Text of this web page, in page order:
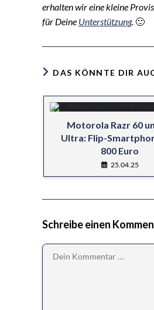
erhalten wir eine kleine
für Deine Unterstützung. 🙂
DAS KÖNNTE DIR
Motorola Razr 60
Ultra: Flip-
800 Euro
25.04.25
Schreibe einen